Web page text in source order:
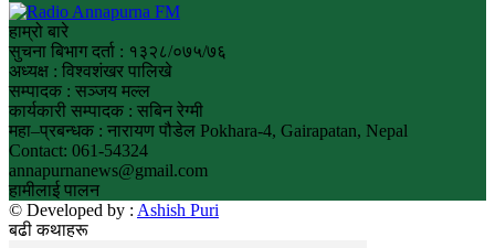
हाम्रो बारे
सुचना बिभाग दर्ता : १३२८/०७५/७६
अध्यक्ष : विश्वशंखर पालिखे
सम्पादक : सञ्जय मल्ल
कार्यकारी सम्पादक : सबिन रेग्मी
महा–प्रबन्धक : नारायण पौडेल Pokhara-4, Gairapatan, Nepal
Contact: 061-54324
annapurnanews@gmail.com
हामीलाई पालन
© Developed by : Ashish Puri
बढी कथाहरू